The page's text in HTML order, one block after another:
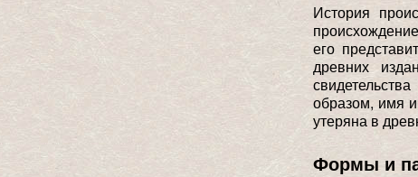
История
его
древних
образом, имя
утеряна в
Формы и